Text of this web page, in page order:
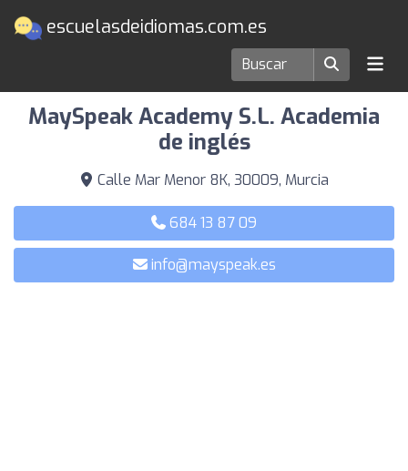
escuelasdeidiomas.com.es
Escuelas de idiomas en Murcia
MaySpeak Academy S.L. Academia
de inglés
Calle Mar Menor 8K, 30009, Murcia
684 13 87 09
info@mayspeak.es